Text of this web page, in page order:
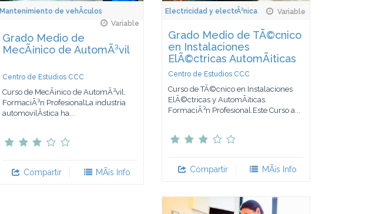
Mantenimiento de vehÃ­culos
Variable
Grado Medio de
MecÃ¡nico de AutomÃ³vil
Centro de Estudios CCC
Curso de MecÃ¡nico de AutomÃ³vil.
FormaciÃ³n ProfesionalLa industria
automovilÃ­stica ha...
Compartir MÃ¡s Info
Electricidad y electrÃ³nica Variable
Grado Medio de TÃ©cnico
en Instalaciones
ElÃ©ctricas AutomÃ¡ticas
Centro de Estudios CCC
Curso de TÃ©cnico en Instalaciones
ElÃ©ctricas y AutomÃ¡ticas.
FormaciÃ³n Profesional.Este Curso a...
Compartir MÃ¡s Info